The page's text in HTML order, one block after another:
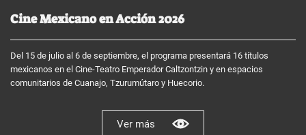
Cine Mexicano en Acción 2026
Del 15 de julio al 6 de septiembre, el programa presentará 16 títulos
mexicanos en el Cine-Teatro Emperador Caltzontzin y en espacios
comunitarios de Cuanajo, Tzurumútaro y Huecorio.
Ver más